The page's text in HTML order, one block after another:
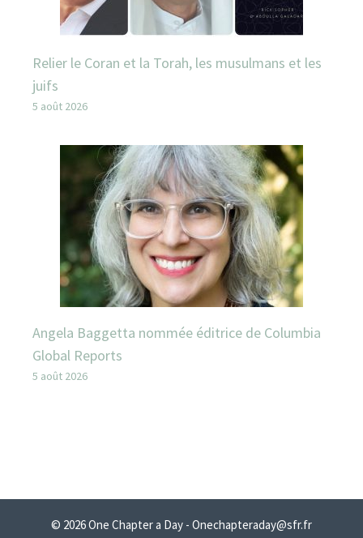
Relier le Coran et la Torah, les musulmans et les
juifs
5 août 2026
Angela Baggetta nommée éditrice de Columbia
Global Reports
5 août 2026
© 2026 One Chapter a Day - Onechapteraday@sfr.fr